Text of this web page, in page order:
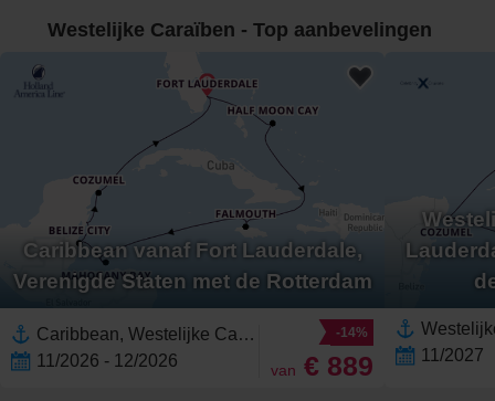
Westelijke Caraïben - Top aanbevelingen
Caribbean vanaf Fort Lauderdale,
Verenigde Staten met de Rotterdam
Caribbean, Westelijke Caraïben,Noord-Amerika,Midden-Amerika,Mexico,Yucatán,Riviera Maya,Bahama's,Florida,Belize,Jamaica,Honduras,Costa Maya,Verenigde Staten
11/2026 - 12/2026
-14%
van € 889 11/2027